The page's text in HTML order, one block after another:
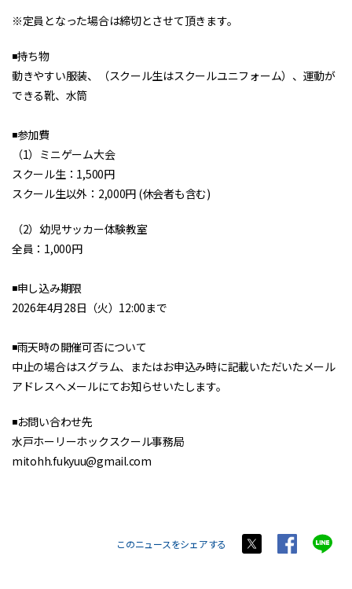
※定員となった場合は締切とさせて頂きます。
◾️持ち物
動きやすい服装、（スクール生はスクールユニフォーム）、運動が
できる靴、水筒
◾️参加費
（1）ミニゲーム大会
スクール生：1,500円
スクール生以外：2,000円 (休会者も含む)
（2）幼児サッカー体験教室
全員：1,000円
◾️申し込み期限
2026年4月28日（火）12:00まで
◾️雨天時の開催可否について
中止の場合はスグラム、またはお申込み時に記載いただいたメール
アドレスへメールにてお知らせいたします。
◾️お問い合わせ先
水戸ホーリーホックスクール事務局
mitohh.fukyuu@gmail.com
このニュースをシェアする